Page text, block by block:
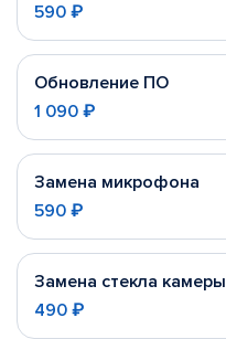
590 ₽
Обновление ПО
1 090 ₽
Замена микрофона
590 ₽
Замена стекла камеры
490 ₽